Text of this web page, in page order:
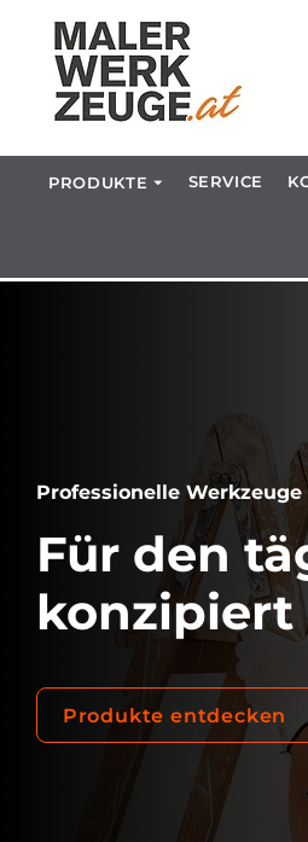
PRODUKTE ⏷ SERVICE
Professionelle
Für den
konzipiert
Produkte entdecken